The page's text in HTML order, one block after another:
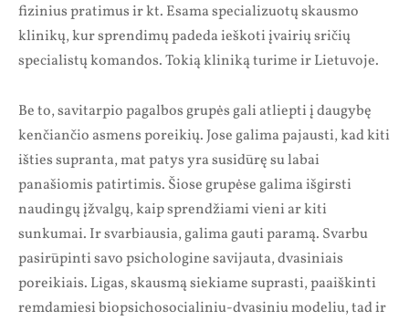
fizinius pratimus ir kt. Esama specializuotų skausmo
klinikų, kur sprendimų padeda ieškoti įvairių sričių
specialistų komandos. Tokią kliniką turime ir Lietuvoje.
Be to, savitarpio pagalbos grupės gali atliepti į daugybę
kenčiančio asmens poreikių. Jose galima pajausti, kad kiti
išties supranta, mat patys yra susidūrę su labai
panašiomis patirtimis. Šiose grupėse galima išgirsti
naudingų įžvalgų, kaip sprendžiami vieni ar kiti
sunkumai. Ir svarbiausia, galima gauti paramą. Svarbu
pasirūpinti savo psichologine savijauta, dvasiniais
poreikiais. Ligas, skausmą siekiame suprasti, paaiškinti
remdamiesi biopsichosocialiniu-dvasiniu modeliu, tad ir